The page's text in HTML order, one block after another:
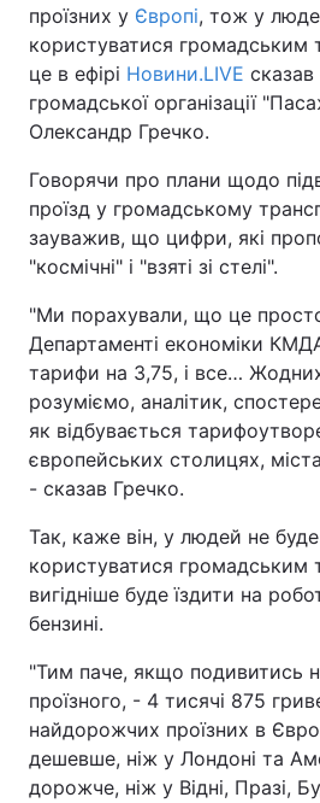
проїзних у Європі, тож у
користуватися громадським
це в ефірі Новини.LIVE сказав
громадської організації
Олександр Гречко.
Говорячи про плани щодо
проїзд у громадському
зауважив, що цифри, які
"космічні" і "взяті зі стелі".
"Ми порахували, що це
Департаменті економіки
тарифи на 3,75, і все…
розуміємо, аналітик,
як відбувається
європейських столицях,
- сказав Гречко.
Так, каже він, у людей не
користуватися громадським
вигідніше буде їздити на
бензині.
"Тим паче, якщо подивитись
проїзного, - 4 тисячі 875
найдорожчих проїзних в
дешевше, ніж у Лондоні та
дорожче, ніж у Відні, Празі,